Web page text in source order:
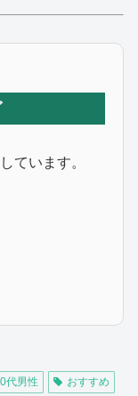
ています。
代男性
おすすめ